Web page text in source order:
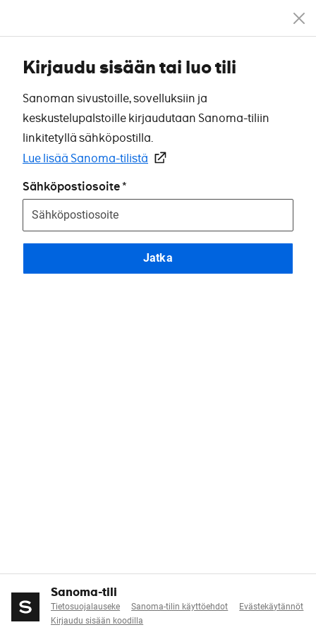
Kirjaudu sisään tai luo tili
Sanoman sivustoille, sovelluksiin ja
keskustelupalstoille kirjaudutaan Sanoma-tiliin
linkitetyllä sähköpostilla.
Lue lisää Sanoma-tilistä
Sähköpostiosoite
Jatka
Sanoma-tili
Tietosuojalauseke Sanoma-tilin käyttöehdot
Evästekäytännöt
Kirjaudu sisään koodilla